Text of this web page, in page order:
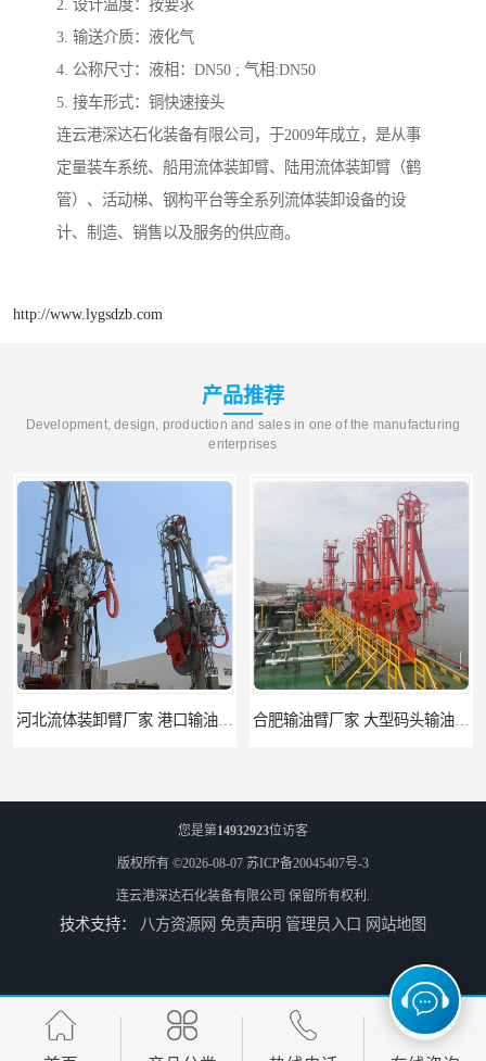
2. 设计温度：按要求
3. 输送介质：液化气
4. 公称尺寸：液相：DN50 ; 气相:DN50
5. 接车形式：铜快速接头
连云港深达石化装备有限公司，于2009年成立，是从事
定量装车系统、船用流体装卸臂、陆用流体装卸臂（鹤
管）、活动梯、钢构平台等全系列流体装卸设备的设
计、制造、销售以及服务的供应商。
http://www.lygsdzb.com
产品推荐
Development, design, production and sales in one of the manufacturing
enterprises
江苏底部鹤管厂商 深达石化装备有限公司 合肥鹤管价格 火车液动潜油泵装卸鹤管 深达装备
您是第14932923位访客
版权所有 ©2026-08-07 苏ICP备20045407号-3
连云港深达石化装备有限公司 保留所有权利.
技术支持： 八方资源网 免责声明 管理员入口 网站地图